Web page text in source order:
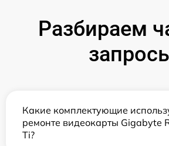
Разбираем
Какие комплектующие
ремонте видеокарты Gigabyte
Ti?